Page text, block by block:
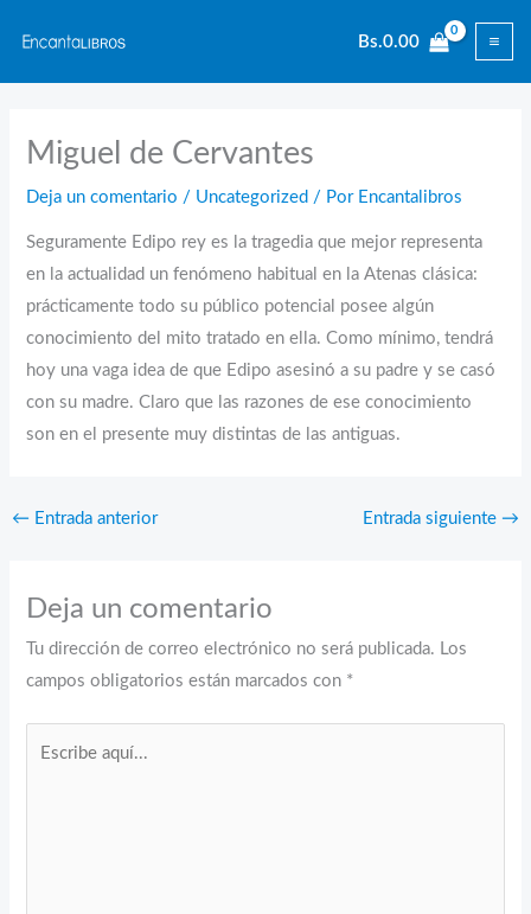
contenido
Bs.0.00
Miguel de Cervantes
Deja un comentario / Uncategorized / Por Encantalibros
Seguramente Edipo rey es la tragedia que mejor representa
en la actualidad un fenómeno habitual en la Atenas clásica:
prácticamente todo su público potencial posee algún
conocimiento del mito tratado en ella. Como mínimo, tendrá
hoy una vaga idea de que Edipo asesinó a su padre y se casó
con su madre. Claro que las razones de ese conocimiento
son en el presente muy distintas de las antiguas.
← Entrada anterior Entrada siguiente →
Deja un comentario
Tu dirección de correo electrónico no será publicada. Los
campos obligatorios están marcados con *